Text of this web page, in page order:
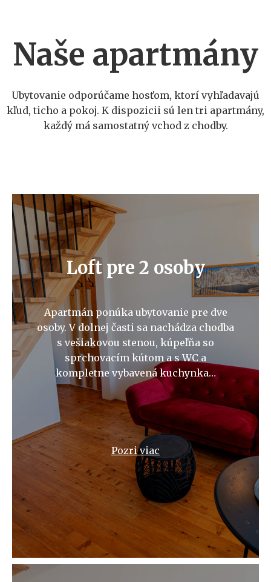
Naše apartmány
Ubytovanie odporúčame hosťom, ktorí vyhľadavajú
kľud, ticho a pokoj. K dispozicii sú len tri apartmány,
každý má samostatný vchod z chodby.
Loft pre 2 osoby
Apartmán ponúka ubytovanie pre dve
osoby. V dolnej časti sa nachádza chodba
s vešiakovou stenou, kúpeľňa so
sprchovacím kútom a s WC a
kompletne vybavená kuchynka…
Pozri viac